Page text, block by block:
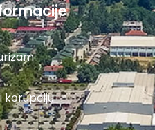
korupciju